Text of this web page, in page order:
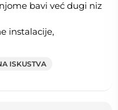
bavi već dugi niz
instalacije,
ISKUSTVA